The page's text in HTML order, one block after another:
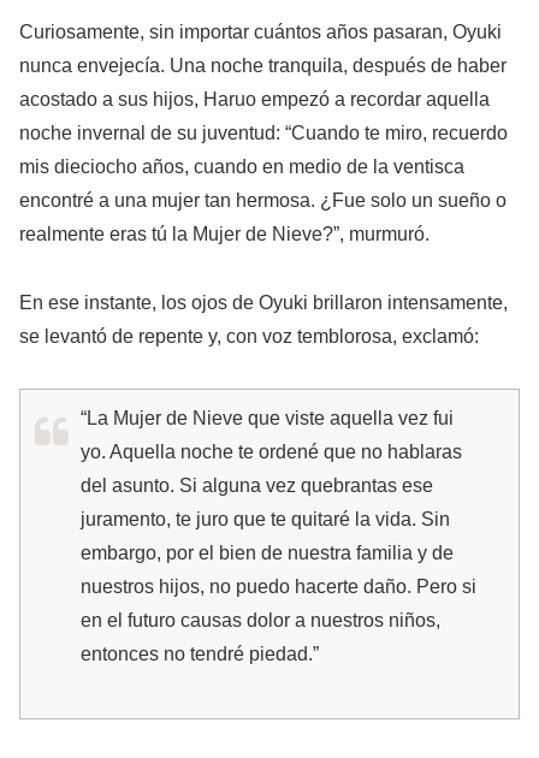
Curiosamente, sin importar cuántos años pasaran, Oyuki
nunca envejecía. Una noche tranquila, después de haber
acostado a sus hijos, Haruo empezó a recordar aquella
noche invernal de su juventud: “Cuando te miro, recuerdo
mis dieciocho años, cuando en medio de la ventisca
encontré a una mujer tan hermosa. ¿Fue solo un sueño o
realmente eras tú la Mujer de Nieve?”, murmuró.
En ese instante, los ojos de Oyuki brillaron intensamente,
se levantó de repente y, con voz temblorosa, exclamó:
“La Mujer de Nieve que viste aquella vez fui
yo. Aquella noche te ordené que no hablaras
del asunto. Si alguna vez quebrantas ese
juramento, te juro que te quitaré la vida. Sin
embargo, por el bien de nuestra familia y de
nuestros hijos, no puedo hacerte daño. Pero si
en el futuro causas dolor a nuestros niños,
entonces no tendré piedad.”